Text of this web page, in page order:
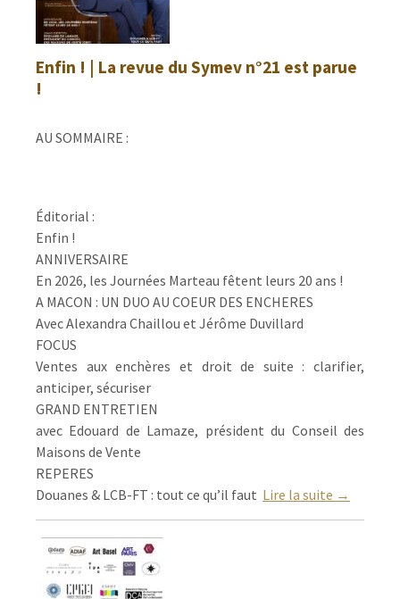
Enfin ! | La revue du Symev n°21 est parue
!
AU SOMMAIRE :
Éditorial :
Enfin !
ANNIVERSAIRE
En 2026, les Journées Marteau fêtent leurs 20 ans !
A MACON : UN DUO AU COEUR DES ENCHERES
Avec Alexandra Chaillou et Jérôme Duvillard
FOCUS
Ventes aux enchères et droit de suite : clarifier,
anticiper, sécuriser
GRAND ENTRETIEN
avec Edouard de Lamaze, président du Conseil des
Maisons de Vente
REPERES
Douanes & LCB-FT : tout ce qu’il faut Lire la suite →